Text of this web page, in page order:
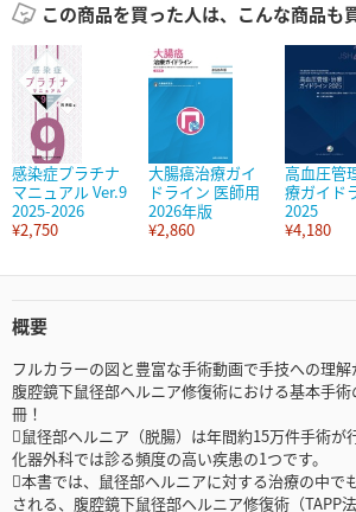
この商品を買った人は、こんな商品も
感染症プラチナ
マニュアル Ver.9
2025-2026
¥2,750
大腸癌治療ガイ
ドライン 医師用
2026年版
¥2,860
高血圧管
療ガイド
2025
¥4,180
概要
フルカラーの図と豊富な手術動画で手技への理解
腹腔鏡下鼠径部ヘルニア修復術における基本手
冊！
鼠径部ヘルニア（脱腸）は年間約15万件手術が
化器外科では診る頻度の高い疾患の1つです。
本書では、鼠径部ヘルニアに対する治療の中で
される、腹腔鏡下鼠径部ヘルニア修復術（TAPP